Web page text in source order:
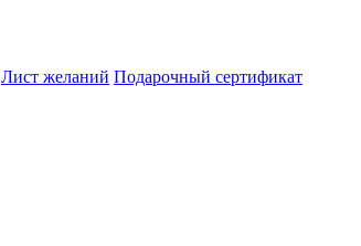
Лист желаний Подарочный сертификат